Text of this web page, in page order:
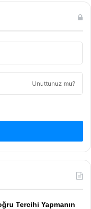
Unuttunuz mu?
Tercihi Yapmanın